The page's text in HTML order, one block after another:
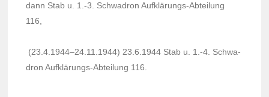
dann Stab u. 1.-3. Schwa­dron Aufklä­rungs-Abtei­lung
116,
(23.4.1944–24.11.1944) 23.6.1944 Stab u. 1.-4. Schwa­
dron Aufklä­rungs-Abtei­lung 116.